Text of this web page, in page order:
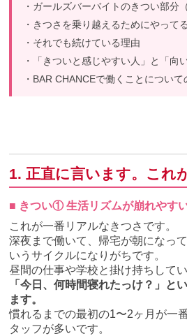
・ガールズバーバイトのきつい部分
・きつさを乗り越えるためにやって
・それでも続けている理由
・「きついと感じやすい人」と「向
・BAR CHANCEで働くことについて
1. 正直に言います。これ
■ きつい① 生活リズムが崩れやす
これが一番リアルなきつさです。
深夜まで働いて、帰宅が朝になっ
いうサイクルになりがちです。
昼間の仕事や学校と掛け持ちして
「今日、何時間寝れたっけ？」と
ます。
慣れるまでの最初の1〜2ヶ月が一
タッフが多いです。